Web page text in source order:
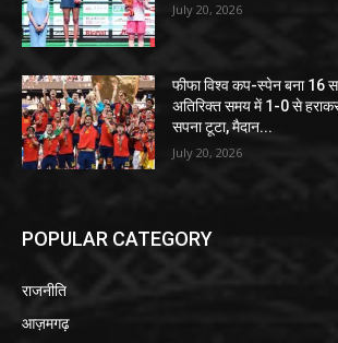
July 20, 2026
फीफा विश्व कप-स्पेन बना 16
अतिरिक्त समय में 1-0 से
सपना टूटा, मैदान...
July 20, 2026
POPULAR CATEGORY
राजनीति
आज़मगढ़